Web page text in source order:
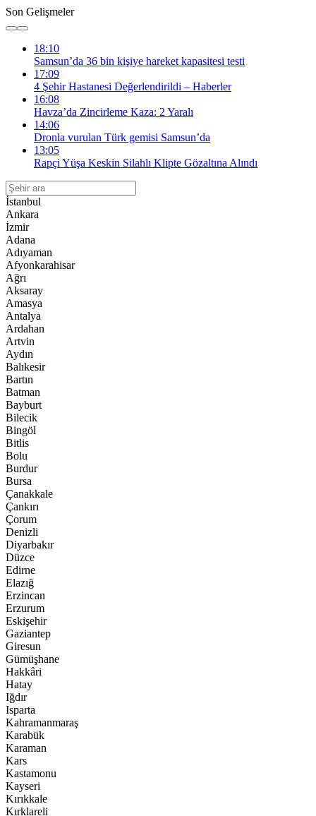
Son Gelişmeler
18:10
Samsun’da 36 bin kişiye hareket kapasitesi testi
17:09
4 Şehir Hastanesi Değerlendirildi – Haberler
16:08
Havza’da Zincirleme Kaza: 2 Yaralı
14:06
Dronla vurulan Türk gemisi Samsun’da
13:05
Rapçi Yüşa Keskin Silahlı Klipte Gözaltına Alındı
İstanbul
Ankara
İzmir
Adana
Adıyaman
Afyonkarahisar
Ağrı
Aksaray
Amasya
Antalya
Ardahan
Artvin
Aydın
Balıkesir
Bartın
Batman
Bayburt
Bilecik
Bingöl
Bitlis
Bolu
Burdur
Bursa
Çanakkale
Çankırı
Çorum
Denizli
Diyarbakır
Düzce
Edirne
Elazığ
Erzincan
Erzurum
Eskişehir
Gaziantep
Giresun
Gümüşhane
Hakkâri
Hatay
Iğdır
Isparta
Kahramanmaraş
Karabük
Karaman
Kars
Kastamonu
Kayseri
Kırıkkale
Kırklareli